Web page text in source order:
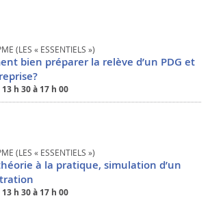
(LES « ESSENTIELS »)
bien préparer la relève d’un PDG et
13 h 30 à 17 h 00
(LES « ESSENTIELS »)
à la pratique, simulation d’un
13 h 30 à 17 h 00